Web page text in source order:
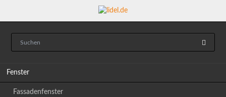
Fenster
Fassadenfenster